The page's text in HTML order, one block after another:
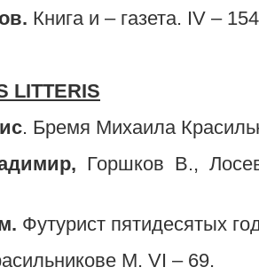
Книга и – газета. IV –
LITTERIS
. Бремя Михаила
Горшков В.,
Футурист пятидесятых
М. VI – 69.